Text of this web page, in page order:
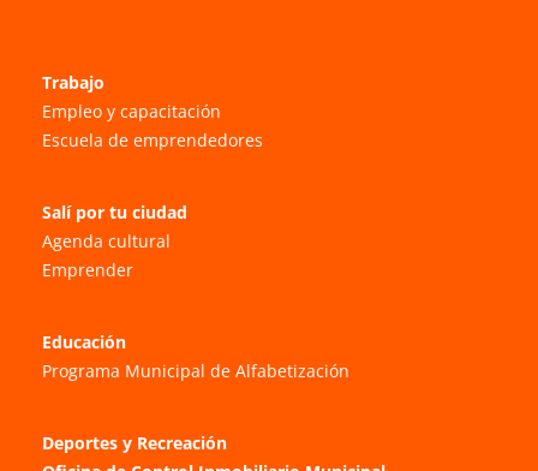
Trabajo
Empleo y capacitación
Escuela de emprendedores
Salí por tu ciudad
Agenda cultural
Emprender
Educación
Programa Municipal de Alfabetización
Deportes y Recreación